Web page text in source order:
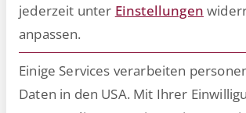
jederzeit unter Einstellungen
anpassen.
Einige Services verarbeiten
Daten in den USA. Mit Ihrer